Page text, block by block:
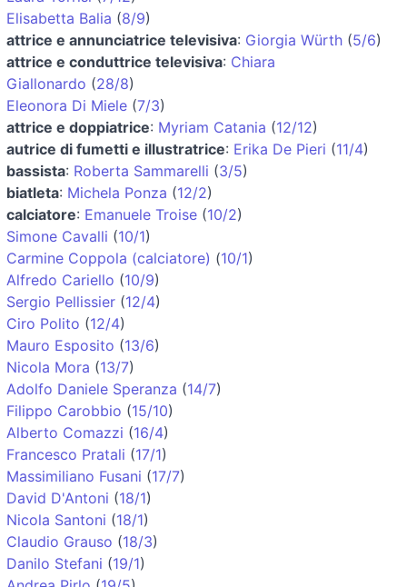
Elisabetta Balia (8/9)
attrice e annunciatrice televisiva: Giorgia Würth (5/6)
attrice e conduttrice televisiva: Chiara
Giallonardo (28/8)
Eleonora Di Miele (7/3)
attrice e doppiatrice: Myriam Catania (12/12)
autrice di fumetti e illustratrice: Erika De Pieri (11/4)
bassista: Roberta Sammarelli (3/5)
biatleta: Michela Ponza (12/2)
calciatore: Emanuele Troise (10/2)
Simone Cavalli (10/1)
Carmine Coppola (calciatore) (10/1)
Alfredo Cariello (10/9)
Sergio Pellissier (12/4)
Ciro Polito (12/4)
Mauro Esposito (13/6)
Nicola Mora (13/7)
Adolfo Daniele Speranza (14/7)
Filippo Carobbio (15/10)
Alberto Comazzi (16/4)
Francesco Pratali (17/1)
Massimiliano Fusani (17/7)
David D'Antoni (18/1)
Nicola Santoni (18/1)
Claudio Grauso (18/3)
Danilo Stefani (19/1)